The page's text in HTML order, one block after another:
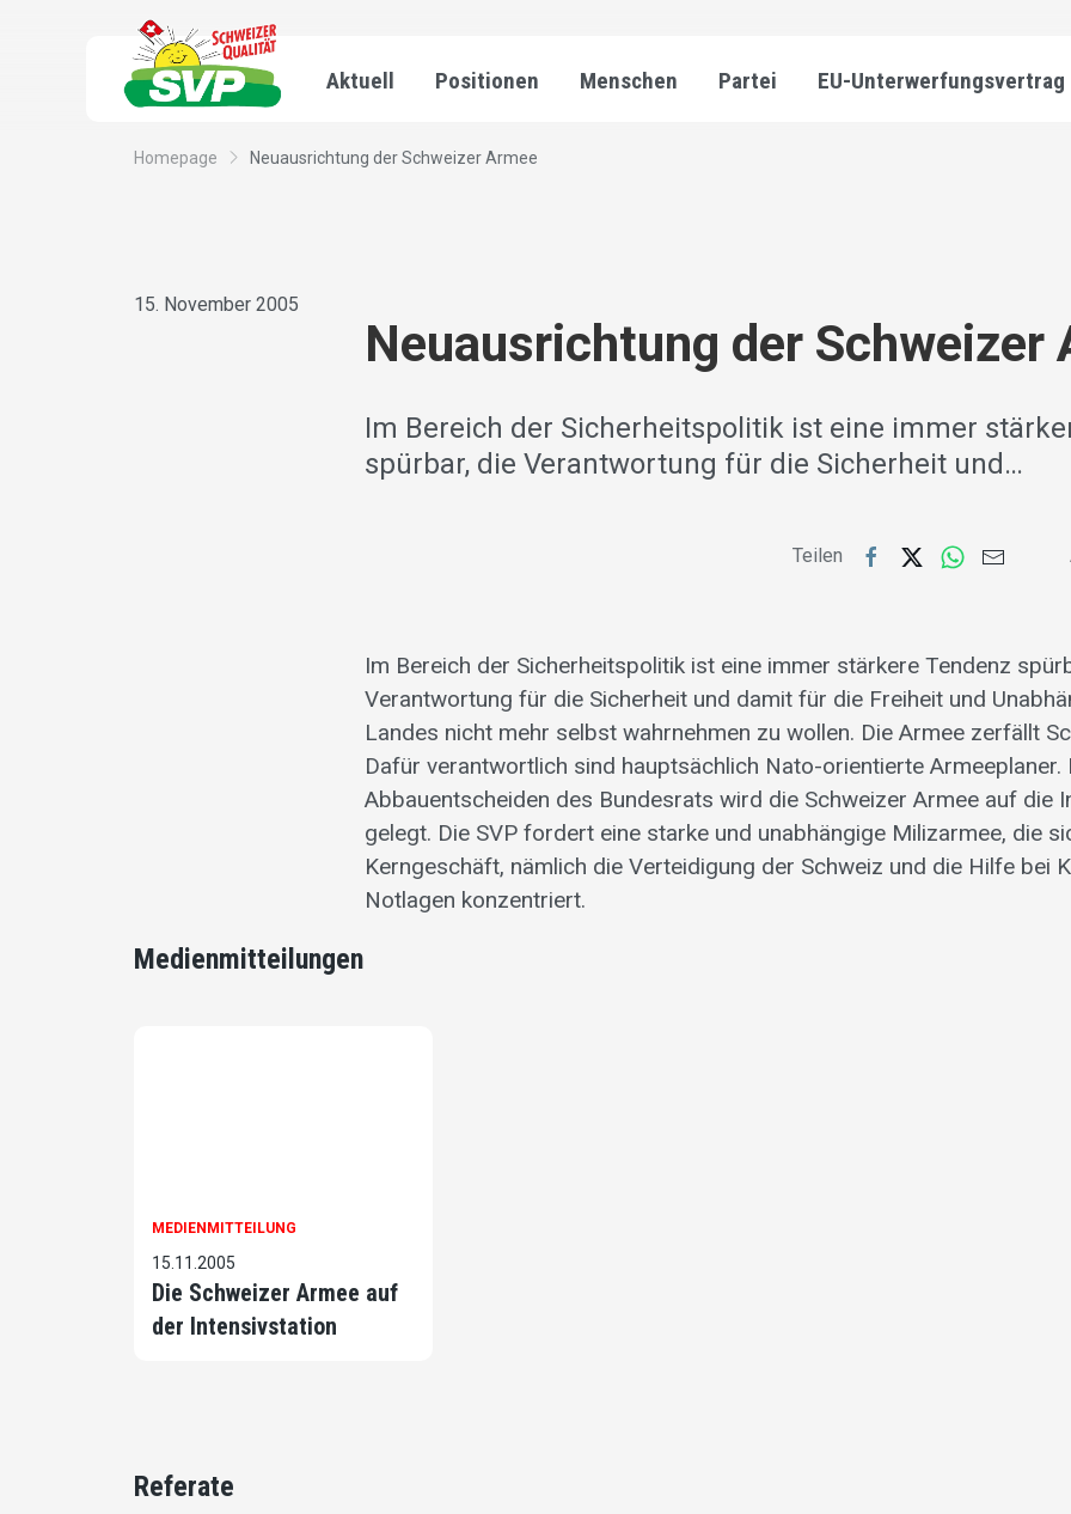
Aktuell Positionen Menschen Partei EU-Unterwerfungsvertrag
Homepage Neuausrichtung der Schweizer Armee
15. November 2005
Neuausrichtung der Schweizer
Im Bereich der Sicherheitspolitik ist eine immer
spürbar, die Verantwortung für die Sicherheit und…
Teilen
Im Bereich der Sicherheitspolitik ist eine immer stärkere Tendenz
Verantwortung für die Sicherheit und damit für die Freiheit und
Landes nicht mehr selbst wahrnehmen zu wollen. Die Armee zerfällt
Dafür verantwortlich sind hauptsächlich Nato-orientierte
Abbauentscheiden des Bundesrats wird die Schweizer Armee auf die
gelegt. Die SVP fordert eine starke und unabhängige Milizarmee, die
Kerngeschäft, nämlich die Verteidigung der Schweiz und die Hilfe bei
Notlagen konzentriert.
Medienmitteilungen
MEDIENMITTEILUNG
15.11.2005
Die Schweizer Armee auf
der Intensivstation
Referate